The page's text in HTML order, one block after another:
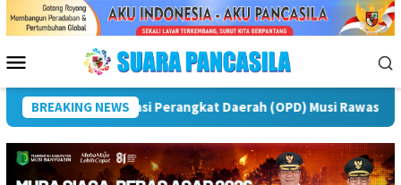
Menu
Mobile
BREAKING NEWS
Puncak Peringatan IPeKB Ke-19, Plt Bupati Rejang Lebong: